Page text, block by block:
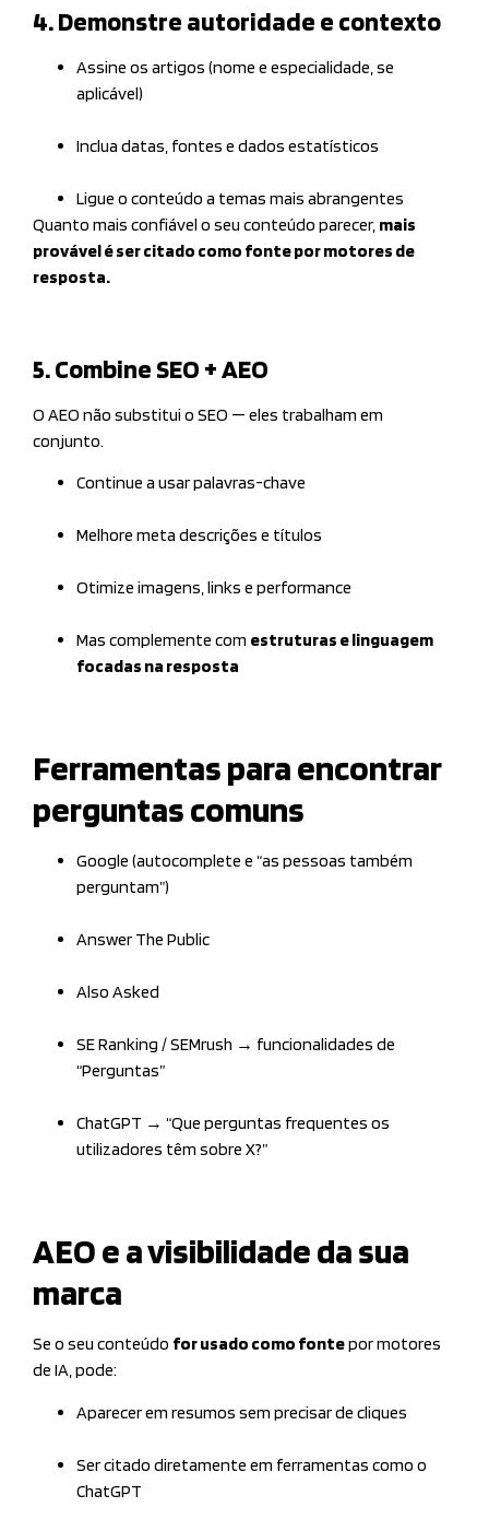
4. Demonstre autoridade e contexto
Assine os artigos (nome e especialidade, se
aplicável)
Inclua datas, fontes e dados estatísticos
Ligue o conteúdo a temas mais abrangentes
Quanto mais confiável o seu conteúdo parecer, mais
provável é ser citado como fonte por motores de
resposta.
5. Combine SEO + AEO
O AEO não substitui o SEO — eles trabalham em
conjunto.
Continue a usar palavras-chave
Melhore meta descrições e títulos
Otimize imagens, links e performance
Mas complemente com estruturas e linguagem
focadas na resposta
Ferramentas para encontrar
perguntas comuns
Google (autocomplete e “as pessoas também
perguntam”)
Answer The Public
Also Asked
SE Ranking / SEMrush → funcionalidades de
“Perguntas”
ChatGPT → “Que perguntas frequentes os
utilizadores têm sobre X?”
AEO e a visibilidade da sua
marca
Se o seu conteúdo for usado como fontepor motores
de IA, pode:
Aparecer em resumos sem precisar de cliques
Ser citado diretamente em ferramentas como o
ChatGPT